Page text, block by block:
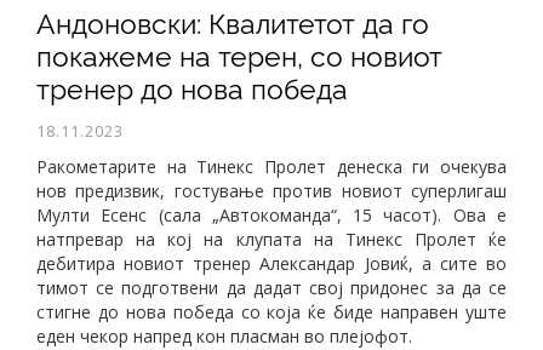
Андоновски: Квалитетот да го
покажеме на терен, со новиот
тренер до нова победа
18.11.2023
Ракометарите на Тинекс Пролет денеска ги очекува
нов предизвик, гостување против новиот суперлигаш
Мулти Есенс (сала „Автокоманда“, 15 часот). Ова е
натпревар на кој на клупата на Тинекс Пролет ќе
дебитира новиот тренер Александар Јовиќ, а сите во
тимот се подготвени да дадат свој придонес за да се
стигне до нова победа со која ќе биде направен уште
еден чекор напред кон пласман во плејофот.